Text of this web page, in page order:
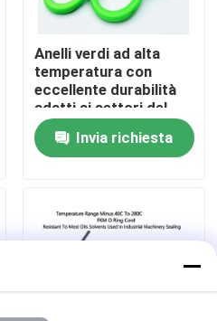
Anelli verdi ad alta
temperatura con
eccellente durabilità
adatti ai settori del
petrolio, del gas e
dell'energia che
richiedono
Invia richiesta